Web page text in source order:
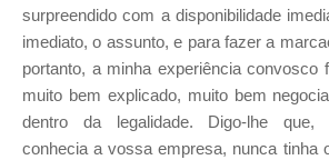
surpreendido com a disponibilidade
imediato, o assunto, e para fazer a
portanto, a minha experiência convosco
muito bem explicado, muito bem
dentro da legalidade. Digo-lhe que,
conhecia a vossa empresa, nunca tinha